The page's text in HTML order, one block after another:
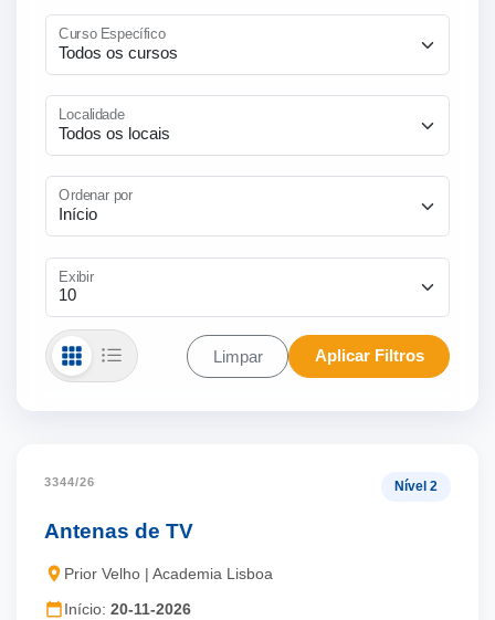
Curso Específico
Localidade
Ordenar por
Exibir
Limpar Aplicar Filtros
3344/26 Nível 2
Antenas de TV
Prior Velho | Academia Lisboa
Início: 20-11-2026